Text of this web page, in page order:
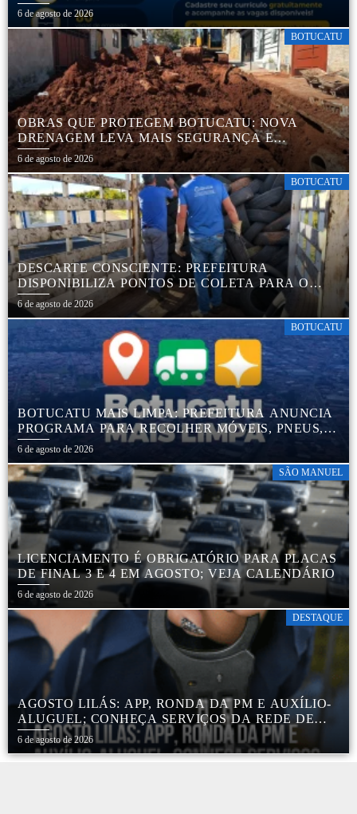
CADASTRADOS
6 de agosto de 2026
BOTUCATU
OBRAS QUE PROTEGEM BOTUCATU: NOVA
DRENAGEM LEVA MAIS SEGURANÇA E
TRANQUILIDADE AOS MORADORES DA COHAB
5
6 de agosto de 2026
BOTUCATU
DESCARTE CONSCIENTE: PREFEITURA
DISPONIBILIZA PONTOS DE COLETA PARA O
DESCARTE AMBIENTALMENTE CORRETO DE
PNEUS, GARANTINDO DESTINAÇÃO ADEQUADA
E PRESERVAÇÃO AMBIENTAL
6 de agosto de 2026
BOTUCATU
BOTUCATU MAIS LIMPA: PREFEITURA ANUNCIA
PROGRAMA PARA RECOLHER MÓVEIS, PNEUS,
COLCHÕES E OUTROS MATERIAIS SEM USO
6 de agosto de 2026
SÃO MANUEL
LICENCIAMENTO É OBRIGATÓRIO PARA PLACAS
DE FINAL 3 E 4 EM AGOSTO; VEJA CALENDÁRIO
6 de agosto de 2026
DESTAQUE
AGOSTO LILÁS: APP, RONDA DA PM E AUXÍLIO-
ALUGUEL; CONHEÇA SERVIÇOS DA REDE DE
PROTEÇÃO ÀS MULHERES NO ESTADO DE SP
6 de agosto de 2026